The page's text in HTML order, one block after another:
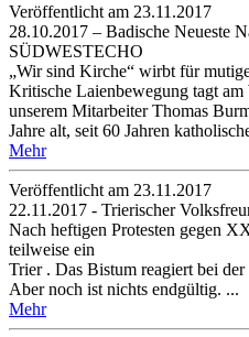
Veröffentlicht am 23­.11.2017
28.10.2017 – Badische Neueste
SÜDWESTECHO
„Wir sind Kirche“ wirbt für
Kritische Laienbewegung tagt
unserem Mitarbeiter Thomas
Jahre alt, seit 60 Jahren
Mehr
Veröffentlicht am 23­.11.2017
22.11.2017 - Trierischer
Nach heftigen Protesten gegen
teilweise ein
Trier . Das Bistum reagiert bei
Aber noch ist nichts endgültig. ...
Mehr